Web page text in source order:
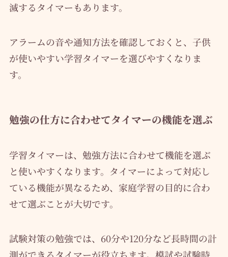
滅するタイマーもあります。
アラームの音や通知方法を確認しておくと、子供
が使いやすい学習タイマーを選びやすくなりま
す。
勉強の仕方に合わせてタイマーの機能を選ぶ
学習タイマーは、勉強方法に合わせて機能を選ぶ
と使いやすくなります。タイマーによって対応し
ている機能が異なるため、家庭学習の目的に合わ
せて選ぶことが大切です。
試験対策の勉強では、60分や120分など長時間の計
測ができるタイマーが役立ちます。模試や試験時